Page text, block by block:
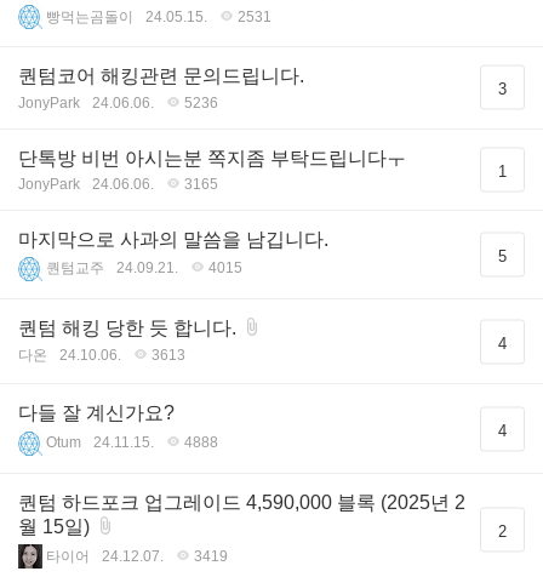
빵먹는곰돌이 24.05.15. 2531
퀀텀코어 해킹관련 문의드립니다.
JonyPark 24.06.06. 5236
3
단톡방 비번 아시는분 쪽지좀 부탁드립니다ㅜ
JonyPark 24.06.06. 3165
1
마지막으로 사과의 말씀을 남깁니다.
퀀텀교주 24.09.21. 4015
5
퀀텀 해킹 당한 듯 합니다.
다온 24.10.06. 3613
4
다들 잘 계신가요?
Otum 24.11.15. 4888
4
퀀텀 하드포크 업그레이드 4,590,000 블록 (2025년 2
월 15일)
타이어 24.12.07. 3419
2